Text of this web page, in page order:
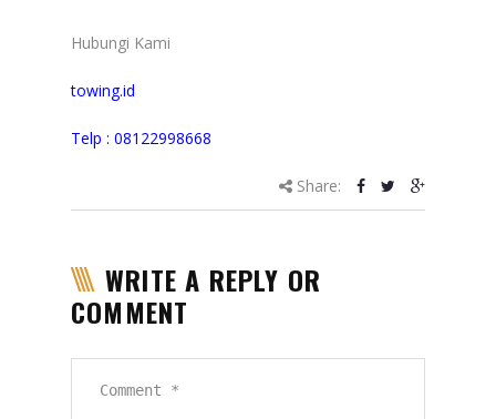
Hubungi Kami
towing.id
Telp : 08122998668
Share:
WRITE A REPLY OR
COMMENT